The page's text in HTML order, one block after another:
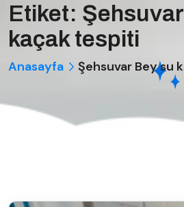
Etiket:
kaçak tespiti
Anasayfa Şehsuvar Bey su